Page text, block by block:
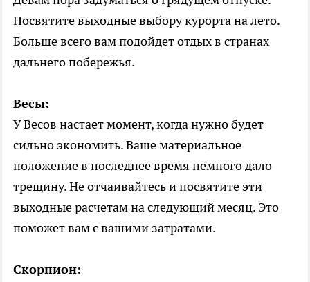
Посвятите выходные выбору курорта на лето.
Больше всего вам подойдет отдых в странах
дальнего побережья.
Весы:
У Весов настает момент, когда нужно будет
сильно экономить. Ваше материальное
положение в последнее время немного дало
трещину. Не отчаивайтесь и посвятите эти
выходные расчетам на следующий месяц. Это
поможет вам с вашими затратами.
Скорпион: